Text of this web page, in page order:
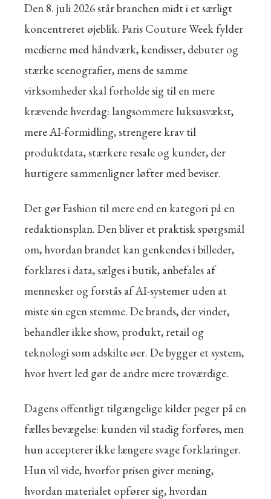
Den 8. juli 2026 står branchen midt i et særligt
koncentreret øjeblik. Paris Couture Week fylder
medierne med håndværk, kendisser, debuter og
stærke scenografier, mens de samme
virksomheder skal forholde sig til en mere
krævende hverdag: langsommere luksusvækst,
mere AI-formidling, strengere krav til
produktdata, stærkere resale og kunder, der
hurtigere sammenligner løfter med beviser.
Det gør Fashion til mere end en kategori på en
redaktionsplan. Den bliver et praktisk spørgsmål
om, hvordan brandet kan genkendes i billeder,
forklares i data, sælges i butik, anbefales af
mennesker og forstås af AI-systemer uden at
miste sin egen stemme. De brands, der vinder,
behandler ikke show, produkt, retail og
teknologi som adskilte øer. De bygger et system,
hvor hvert led gør de andre mere troværdige.
Dagens offentligt tilgængelige kilder peger på en
fælles bevægelse: kunden vil stadig forføres, men
hun accepterer ikke længere svage forklaringer.
Hun vil vide, hvorfor prisen giver mening,
hvordan materialet opfører sig, hvordan